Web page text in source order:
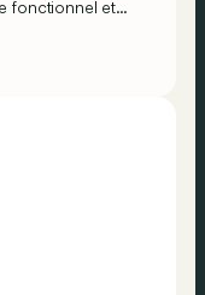
fonctionnel et
quelques